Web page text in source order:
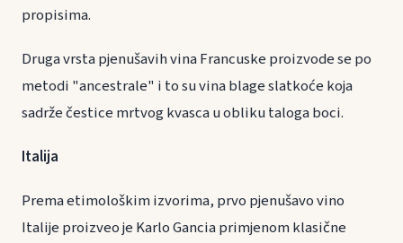
propisima.
Druga vrsta pjenušavih vina Francuske proizvode se po
metodi "ancestrale" i to su vina blage slatkoće koja
sadrže čestice mrtvog kvasca u obliku taloga boci.
Italija
Prema etimološkim izvorima, prvo pjenušavo vino
Italije proizveo je Karlo Gancia primjenom klasične